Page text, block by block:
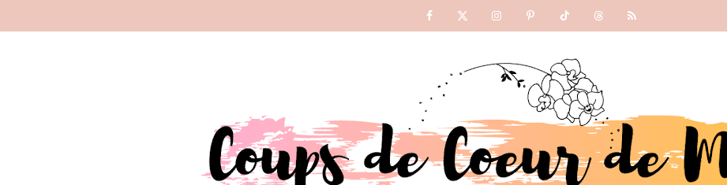
Facebook
X
InstagramPinterestTikTokThreadsRSS